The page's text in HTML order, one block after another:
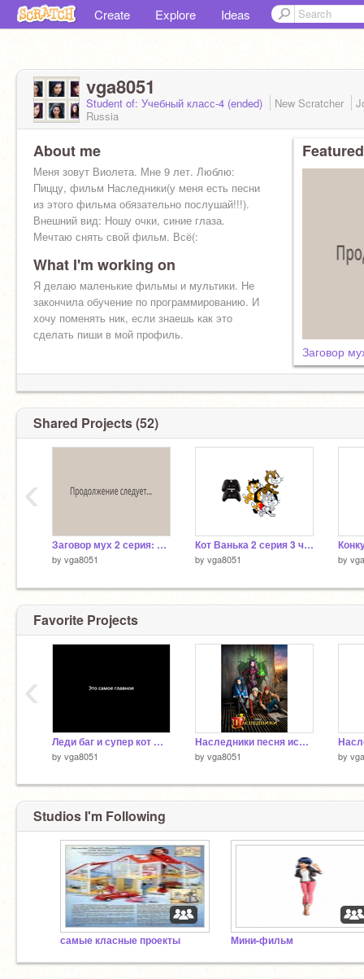
Create Explore Ideas
vga8051
Student of: Учебный класс-4 (ended) New Scratcher
Russia
About me
Меня зовут Виолета. Мне 9 лет. Люблю:
Пиццу, фильм Наследники(у меня есть песни
из этого фильма обязательно послушай!!!).
Внешний вид: Ношу очки, синие глаза.
Мечтаю снять свой фильм. Всё(:
What I'm working on
Я делаю маленькие фильмы и мультики. Не
закончила обучение по программированию. И
хочу поменять ник, если знаешь как это
сделать пиши в мой профиль.
Заговор
Shared Projects (52)
Заговор мух 2 серия: Подготовка
by vga8051
Кот Ванька 2 серия 3 часть
by vga8051 by
‹
Favorite Projects
Леди баг и супер кот шок от трейлера недолговечный
by vga8051
Наследники песня испорчен я насквозь
by vga8051 by
‹
Studios I'm Following
самые класные проекты Мини-фильм